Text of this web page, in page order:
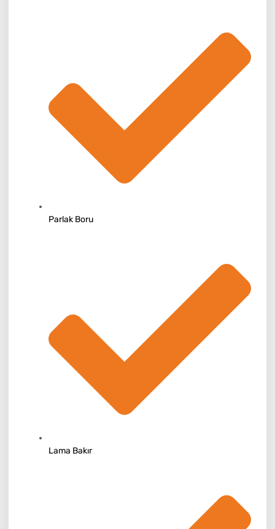
Parlak Boru
Lama Bakır